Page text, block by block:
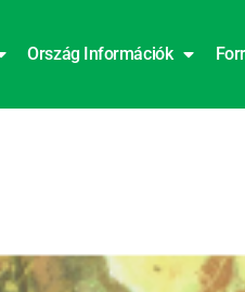
Ország Információk